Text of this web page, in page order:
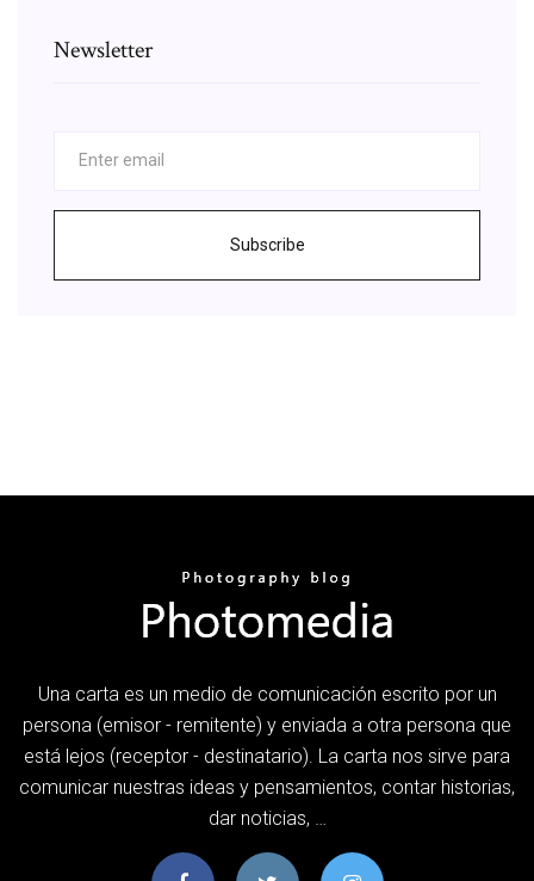
Newsletter
Subscribe
Una carta es un medio de comunicación escrito por un
persona (emisor - remitente) y enviada a otra persona que
está lejos (receptor - destinatario). La carta nos sirve para
comunicar nuestras ideas y pensamientos, contar historias,
dar noticias, …